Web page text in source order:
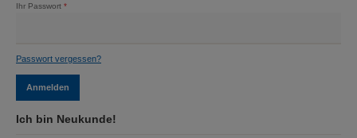
Ihr Passwort *
Passwort vergessen?
Anmelden
Ich bin Neukunde!